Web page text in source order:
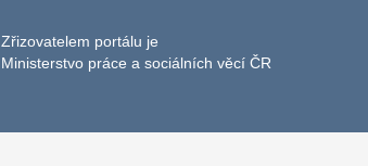
Zřizovatelem portálu je
Ministerstvo práce a sociálních věcí ČR